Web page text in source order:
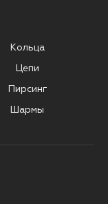
Кольца
Цепи
Пирсинг
Шармы